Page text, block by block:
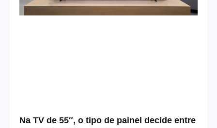
Na TV de 55″, o tipo de painel decide entre